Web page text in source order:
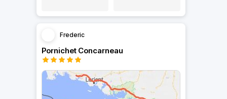
Frederic
Pornichet Concarneau